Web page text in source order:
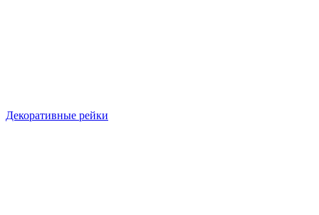
Декоративные рейки